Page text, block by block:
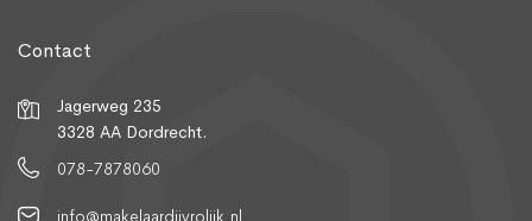
Contact
Jagerweg 235
3328 AA Dordrecht.
078-7878060
info@makelaardijvrolijk.nl